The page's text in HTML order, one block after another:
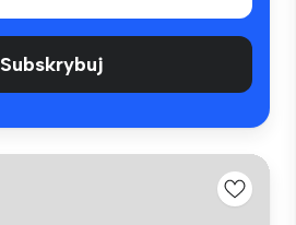
Subskrybuj